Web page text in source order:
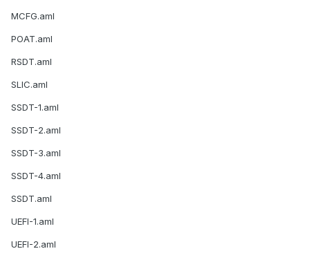
MCFG.aml
POAT.aml
RSDT.aml
SLIC.aml
SSDT-1.aml
SSDT-2.aml
SSDT-3.aml
SSDT-4.aml
SSDT.aml
UEFI-1.aml
UEFI-2.aml